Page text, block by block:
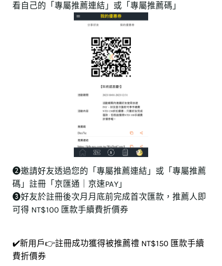
看自己的「專屬推薦連結」或「專屬推薦碼」
➋邀請好友透過您的「專屬推薦連結」或「專屬推薦
碼」註冊「京匯通｜京速PAY」
❸好友於註冊後次月月底前完成首次匯款，推薦人即
可得 NT$100 匯款手續費折價券
✔️新用戶👉註冊成功獲得被推薦禮 NT$150 匯款手續
費折價券